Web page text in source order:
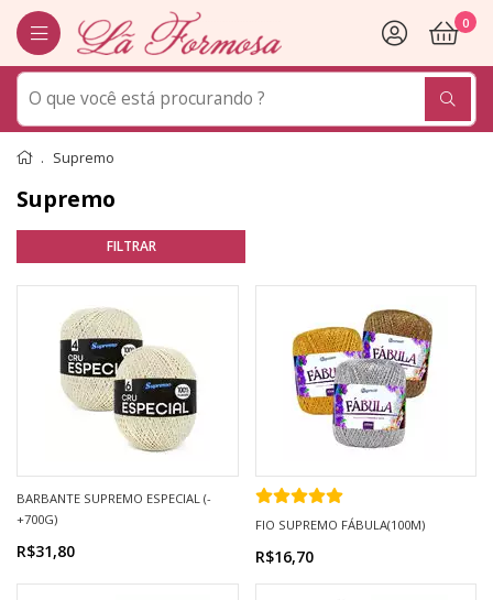
0
Supremo
Supremo
BARBANTE SUPREMO ESPECIAL (-
+700G)
R$31,80
FIO SUPREMO FÁBULA(100M)
R$16,70